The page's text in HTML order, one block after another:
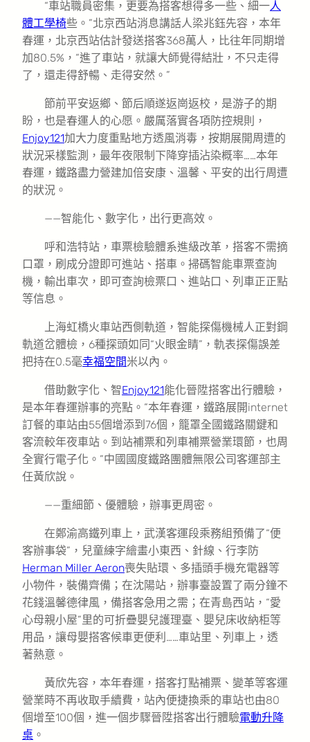
“車站職員密集，更要為搭客想得多一些、細一人
體工學椅些。”北京西站消息講話人梁兆鈺先容，本年
春運，北京西站估計發送搭客368萬人，比往年同期增
加80.5%，“進了車站，就讓大師覺得結壯，不只走得
了，還走得舒暢、走得安然。”
節前平安返鄉、節后順遂返崗返校，是游子的期
盼，也是春運人的心愿。嚴厲落實各項防控規則，
Enjoy121加大力度重點地方透風消毒，按期展開周遭的
狀況采樣監測，最年夜限制下降穿插沾染概率……本年
春運，鐵路盡力營建加倍安康、溫馨、平安的出行周遭
的狀況。
——智能化、數字化，出行更高效。
呼和浩特站，車票檢驗體系進級改革，搭客不需摘
口罩，刷成分證即可進站、搭車。掃碼智能車票查詢
機，輸出車次，即可查詢檢票口、進站口、列車正正點
等信息。
上海虹橋火車站西側軌道，智能探傷機械人正對鋼
軌道岔體檢，6種探頭如同“火眼金睛”，軌表探傷誤差
把持在0.5毫幸福空間米以內。
借助數字化、智Enjoy121能化晉陞搭客出行體驗，
是本年春運辦事的亮點。“本年春運，鐵路展開internet
訂餐的車站由55個增添到76個，籠罩全國鐵路關鍵和
客流較年夜車站。到站補票和列車補票營業環節，也周
全實行電子化。”中國國度鐵路團體無限公司客運部主
任黃欣說。
——重細節、優體驗，辦事更周密。
在鄭渝高鐵列車上，武漢客運段乘務組預備了“便
客辦事袋”，兒童練字繪畫小東西、針線、行李防
Herman Miller Aeron喪失貼環、多插頭手機充電器等
小物件，裝備齊備；在沈陽站，辦事臺設置了兩分鐘不
花錢溫馨德律風，備搭客急用之需；在青島西站，“愛
心母親小屋”里的可折疊嬰兒護理臺、嬰兒床收納柜等
用品，讓母嬰搭客候車更便利……車站里、列車上，透
著熱意。
黃欣先容，本年春運，搭客打點補票、變革等客運
營業時不再收取手續費，站內便捷換乘的車站也由80
個增至100個，進一個步驟晉陞搭客出行體驗電動升降
桌 。